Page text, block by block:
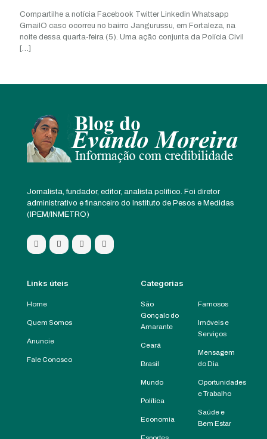
Compartilhe a notícia Facebook Twitter Linkedin Whatsapp
GmailO caso ocorreu no bairro Jangurussu, em Fortaleza, na
noite dessa quarta-feira (5). Uma ação conjunta da Polícia Civil
[…]
Jornalista, fundador, editor, analista político. Foi diretor
administrativo e financeiro do Instituto de Pesos e Medidas
(IPEM/INMETRO)
Links úteis
Home
Quem Somos
Anuncie
Fale Conosco
Categorias
São
Gonçalo do
Amarante
Ceará
Brasil
Mundo
Política
Economia
Esportes,
Famosos
Imóveis e
Serviços
Mensagem
do Dia
Oportunidades
e Trabalho
Saúde e
Bem Estar